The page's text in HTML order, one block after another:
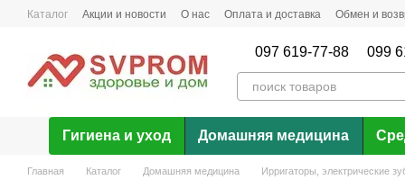
Перейти к основному контенту
Каталог Акции и новости О нас Оплата и доставка Обмен и
097 619-77-88 099
Гигиена и уход Домашняя медицина
Главная Каталог Домашняя медицина Ирригаторы, электрические